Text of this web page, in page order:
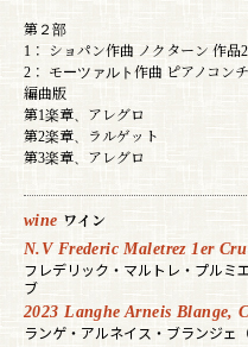
第２部
1： ショパン作曲 ノクターン 作品
2： モーツァルト作曲 ピアノコン
編曲版
第1楽章、アレグロ
第2楽章、ラルゲット
第3楽章、アレグロ
wine ワイン
N.V Frederic Maletrez 1er
フレデリック・マルトレ・プルミ
ブ
2023 Langhe Arneis Blange,
ランゲ・アルネイス・ブランジェ